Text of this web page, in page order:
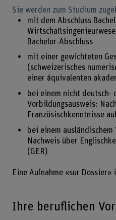
Sie werden zum Studium
mit dem Abschluss
Bachelor-Abschluss
mit einer gewichteten
(schweizerisches
einer äquivalenten
bei einem nicht deutsch-
Vorbildungsausweis:
Französischkenntnisse
bei einem
Nachweis über
(GER)
Eine Aufnahme «sur Dossier»
Ihre beruflichen